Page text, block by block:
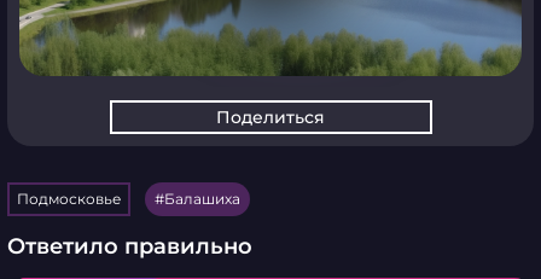
Поделиться
Подмосковье Балашиха
Ответило правильно